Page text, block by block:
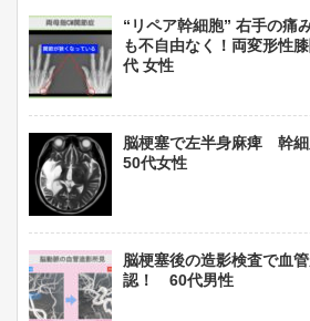
“リペア幹細胞” 右手の痛
も不自由なく！両変形性
代 女性
脳梗塞で左半身麻痺 幹
50代女性
脳梗塞後の造影検査で血
認！ 60代男性